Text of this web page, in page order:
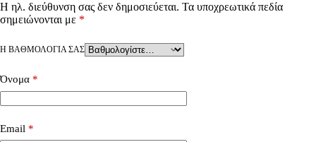
Η ηλ. διεύθυνση σας δεν δημοσιεύεται. Τα υποχρεωτικά πεδία
σημειώνονται με *
Η ΒΑΘΜΟΛΟΓΊΑ ΣΑΣ
Όνομα *
Email *